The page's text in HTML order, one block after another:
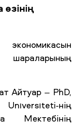
Айтуар – PhD,
нің
Мектебінің